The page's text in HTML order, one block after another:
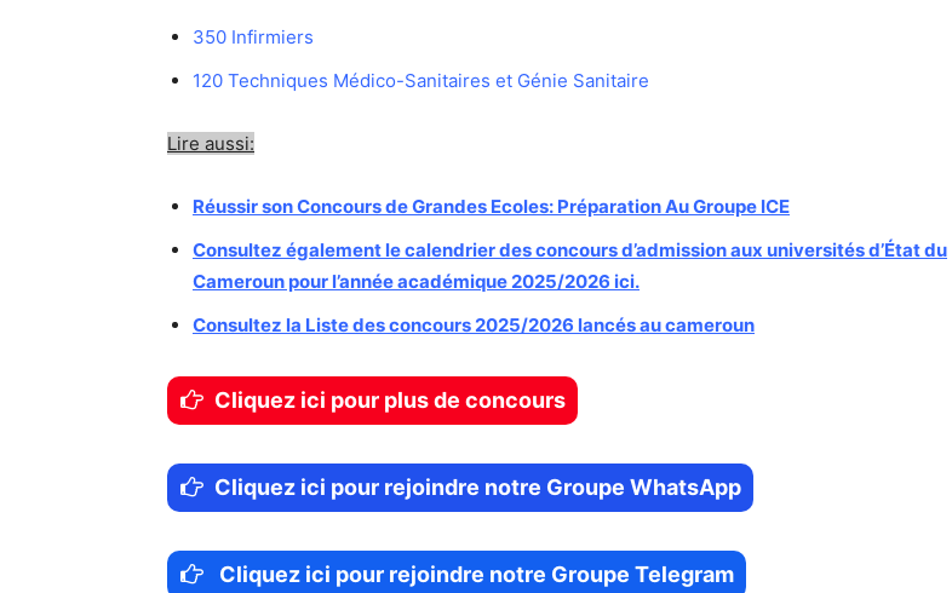
350 Infirmiers
120 Techniques Médico-Sanitaires et Génie Sanitaire
Lire aussi:
Réussir son Concours de Grandes Ecoles: Préparation Au Groupe ICE
Consultez également le calendrier des concours d’admission aux universités d’État du
Cameroun pour l’année académique 2025/2026 ici.
Consultez la Liste des concours 2025/2026 lancés au cameroun
Cliquez ici pour plus de concours
Cliquez ici pour rejoindre notre Groupe WhatsApp
Cliquez ici pour rejoindre notre Groupe Telegram